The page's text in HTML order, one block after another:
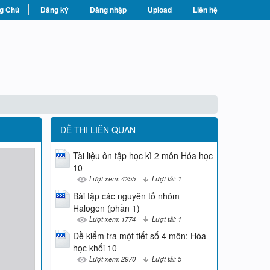
Chủ Đăng ký Đăng nhập Upload Liên hệ
ĐỀ THI LIÊN QUAN
Tài liệu ôn tập học kì 2 môn Hóa học
10
Lượt xem: 4255 Lượt tải: 1
Bài tập các nguyên tố nhóm
Halogen (phần 1)
Lượt xem: 1774 Lượt tải: 1
Đề kiểm tra một tiết số 4 môn: Hóa
học khối 10
Lượt xem: 2970 Lượt tải: 5